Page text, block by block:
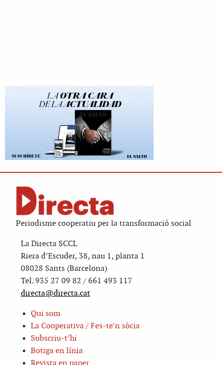
Periodisme cooperatiu per la transformació social
La Directa SCCL
Riera d’Escuder, 38, nau 1, planta 1
08028 Sants (Barcelona)
Tel. 935 27 09 82 / 661 493 117
directa@directa.cat
Qui som
La Cooperativa / Fes-te’n sòcia
Subscriu-t’hi
Botiga en línia
Revista en paper